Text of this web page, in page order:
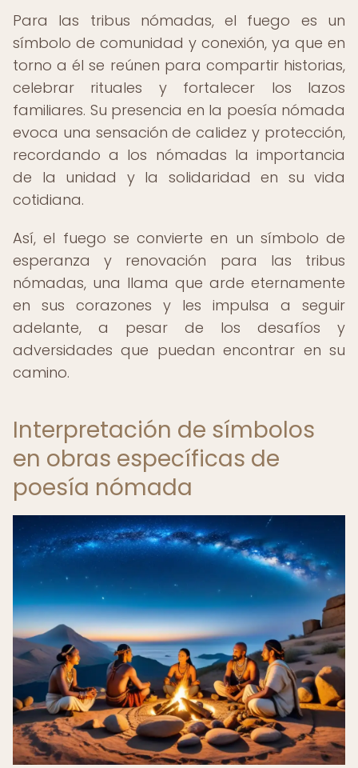
Para las tribus nómadas, el fuego es un
símbolo de comunidad y conexión, ya que en
torno a él se reúnen para compartir historias,
celebrar rituales y fortalecer los lazos
familiares. Su presencia en la poesía nómada
evoca una sensación de calidez y protección,
recordando a los nómadas la importancia
de la unidad y la solidaridad en su vida
cotidiana.
Así, el fuego se convierte en un símbolo de
esperanza y renovación para las tribus
nómadas, una llama que arde eternamente
en sus corazones y les impulsa a seguir
adelante, a pesar de los desafíos y
adversidades que puedan encontrar en su
camino.
Interpretación de símbolos
en obras específicas de
poesía nómada